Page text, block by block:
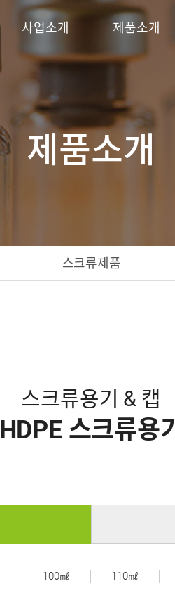
사업소개 제품소개
스크류제품
제품소개
스크류용기 & 캡
HDPE 스크류용기
100㎖ 110㎖